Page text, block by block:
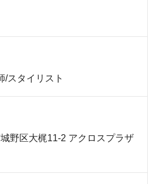
/スタイリスト
野区大梶11-2 アクロスプラザ